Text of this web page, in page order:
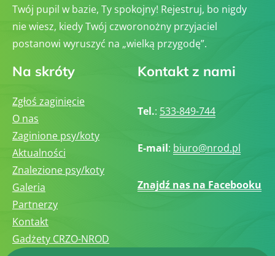
Twój pupil w bazie, Ty spokojny! Rejestruj, bo nigdy
nie wiesz, kiedy Twój czworonożny przyjaciel
postanowi wyruszyć na „wielką przygodę”.
Na skróty
Zgłoś zaginięcie
O nas
Zaginione psy/koty
Aktualności
Znalezione psy/koty
Galeria
Partnerzy
Kontakt
Gadżety CRZO-NROD
Kontakt z nami
Tel.: 533-849-744
E-mail: biuro@nrod.pl
Znajdź nas na Facebooku